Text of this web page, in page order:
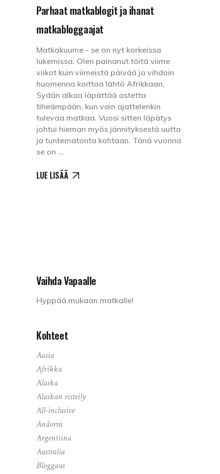
Parhaat matkablogit ja ihanat
matkabloggaajat
Matkakuume - se on nyt korkeissa
lukemissa. Olen painanut töitä viime
viikot kuin viimeistä päivää ja vihdoin
huomenna koittaa lähtö Afrikkaan.
Sydän alkaa läpättää astetta
tiheämpään, kun vain ajattelenkin
tulevaa matkaa. Vuosi sitten läpätys
johtui hieman myös jännityksestä uutta
ja tuntematonta kohtaan. Tänä vuonna
se on
LUE LISÄÄ
Vaihda Vapaalle
Hyppää mukaan matkalle!
Kohteet
Aasia
Afrikka
Alaska
Alaskan risteily
All-inclusive
Andorra
Argentiina
Australia
Bloggaus